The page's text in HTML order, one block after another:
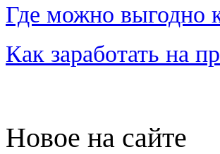
Где можно выгодно
Как заработать на
Новое на сайте